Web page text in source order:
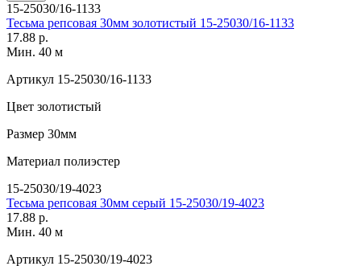
15-25030/16-1133
Тесьма репсовая 30мм золотистый 15-25030/16-1133
17.88 р.
Мин. 40 м
Артикул 15-25030/16-1133
Цвет золотистый
Размер 30мм
Материал полиэстер
15-25030/19-4023
Тесьма репсовая 30мм серый 15-25030/19-4023
17.88 р.
Мин. 40 м
Артикул 15-25030/19-4023